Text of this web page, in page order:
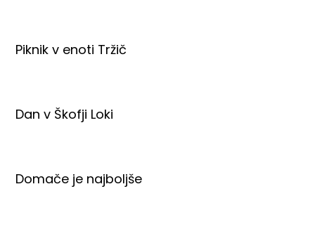
Piknik v enoti Tržič
Dan v Škofji Loki
Domače je najboljše